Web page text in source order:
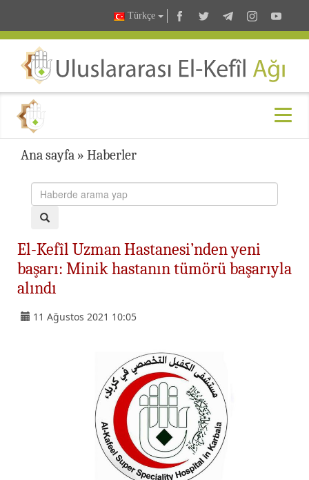
Türkçe
Ana sayfa » Haberler
El-Kefîl Uzman Hastanesi’nden yeni
başarı: Minik hastanın tümörü başarıyla
alındı
11 Ağustos 2021 10:05